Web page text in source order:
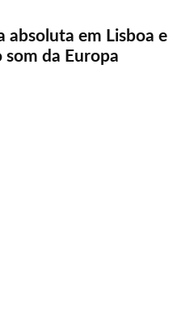
absoluta em Lisboa e
som da Europa